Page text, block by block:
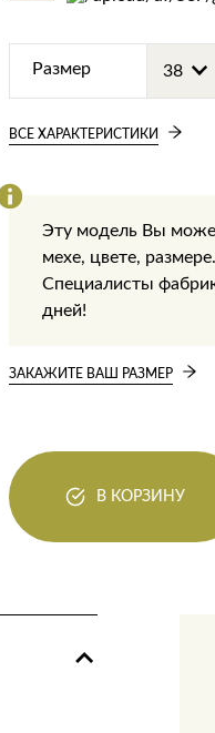
Размер
ВСЕ ХАРАКТЕРИСТИКИ
Эту модель Вы
мехе, цвете, размере.
Специалисты
дней!
ЗАКАЖИТЕ ВАШ РАЗМЕР
В КОРЗИНУ